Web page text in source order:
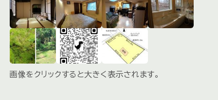
画像をクリックすると大きく表示されます。